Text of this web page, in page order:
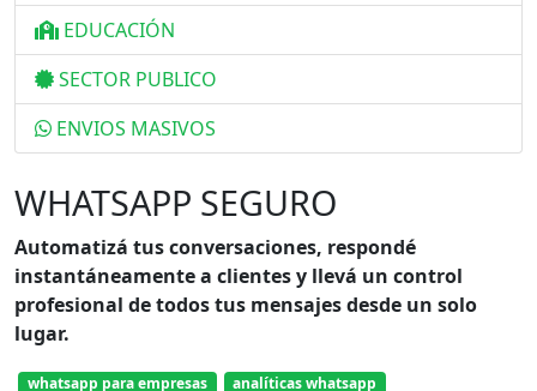
EDUCACIÓN
SECTOR PUBLICO
ENVIOS MASIVOS
WHATSAPP SEGURO
Automatizá tus conversaciones, respondé
instantáneamente a clientes y llevá un control
profesional de todos tus mensajes desde un solo
lugar.
whatsapp para empresas
analíticas whatsapp